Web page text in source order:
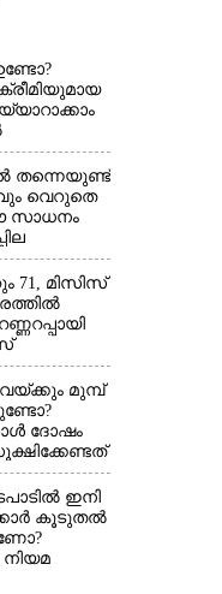
തന്നെയുണ്ട്
വെറുതെ
സാധനം
71, മിസിസ്
മുമ്പ്
ദോഷം
ഇനി
കൂടുതൽ